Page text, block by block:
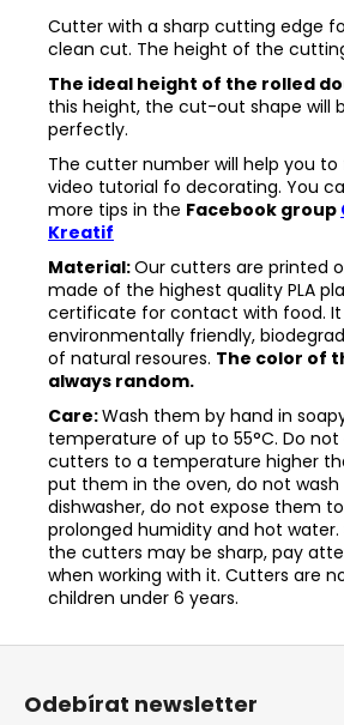
Cutter with a sharp cutting edge
clean cut. The height of the
The ideal height of the rolled
this height, the cut-out shape will
perfectly.
The cutter number will help you
video tutorial fo decorating. You
more tips in the Facebook group
Kreatif
Material:Our cutters are printed
made of the highest quality PLA
certificate for contact with food. It
environmentally friendly,
of natural resoures. The color of
always random.
Care:Wash them by hand in
temperature of up to 55°C. Do not
cutters to a temperature higher
put them in the oven, do not
dishwasher, do not expose them
prolonged humidity and hot water.
the cutters may be sharp, pay
when working with it. Cutters are
children under 6 years.
Z
Odebírat newsletter